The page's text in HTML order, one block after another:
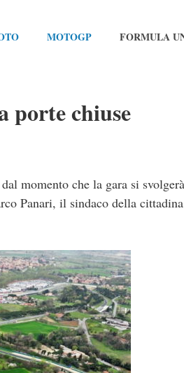
MOTOGP FORMULA
porte chiuse
momento che la gara si
Panari, il sindaco della cittadina